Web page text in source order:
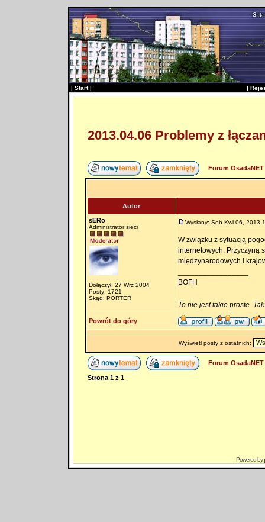
| Start| |
2013.04.06 Problemy z
Forum
Autor
sERo
Administrator sieci
Dołączył: 27 Wrz 2004
Posty: 1721
Skąd: PORTER
Wysłany: Sob Kwi 06, 2013
W związku z sytuacją
internetowych. Przyczyną
międzynarodowych i
BOFH
To nie jest takie proste.
Powrót do góry
Wyświetl posty z ostatnich:
Forum
Strona 1z 1
Powered by